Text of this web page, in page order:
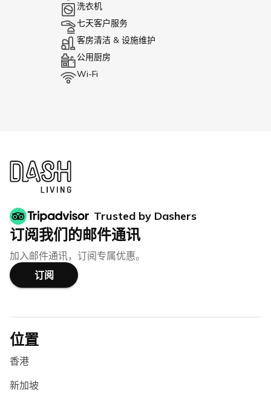
洗衣机
七天客户服务
客房清洁 & 设施维护
公用厨房
Wi-Fi
Trusted by Dashers
订阅我们的邮件通讯
加入邮件通讯，订阅专属优惠。
订阅
位置
香港
新加坡